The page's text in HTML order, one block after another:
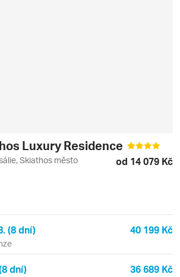
Luxury Residence
Skiathos město od 14 079 Kč
(8 dní) 40 199 Kč
dní) 36 689 Kč